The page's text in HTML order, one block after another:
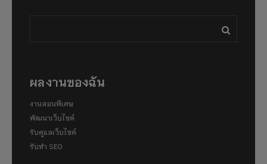
ผลงานของฉัน
งานสอนพิเศษ
พัฒนาเว็บไซต์
รับดูแลเว็บไซต์
รับทำ SEO